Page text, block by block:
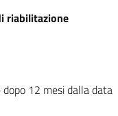
riabilitazione
12 mesi dalla data